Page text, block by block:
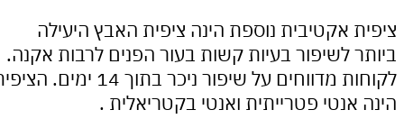
אקטיבית נוספת הינה ציפית האבץ היעילה
לשיפור בעיות קשות בעור הפנים לרבות אקנה.
לקוחות מדווחים על שיפור ניכר בתוך 14 ימים. הציפית
פטרייתית ואנטי בקטריאלית .